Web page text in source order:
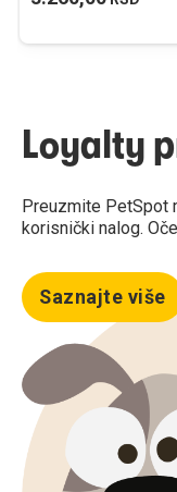
Loyalty
Preuzmite PetSpot
korisnički nalog.
Saznajte više